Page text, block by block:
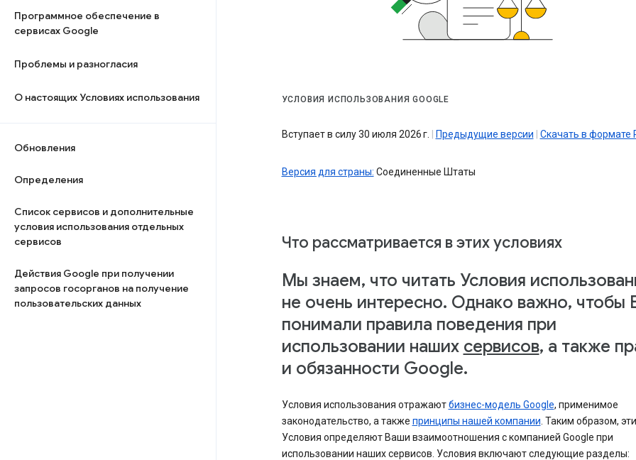
Программное обеспечение в
сервисах Google
Проблемы и разногласия
О настоящих Условиях использования
Обновления
Определения
Список сервисов и дополнительные
условия использования отдельных
сервисов
Действия Google при получении
запросов госорганов на получение
пользовательских данных
УСЛОВИЯ ИСПОЛЬЗОВАНИЯ GOOGLE
Вступает в силу 30 июля 2026 г. Предыдущие версии Скачать в формате
Версия для страны: Соединенные Штаты
Что рассматривается в этих условиях
Мы знаем, что читать Условия
не очень интересно. Однако важно, чтобы
понимали правила поведения при
использовании наших сервисов, а также
и обязанности Google.
Условия использования отражаютбизнес-модель Google, применимое
законодательство, а также принципы нашей компании . Таким образом, эти
Условия определяют Ваши взаимоотношения с компанией Google при
использовании наших сервисов. Условия включают следующие разделы: